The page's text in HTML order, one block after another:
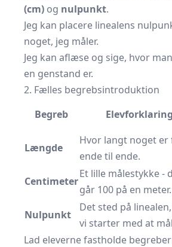
(cm) og nulpunkt.
Jeg kan placere linealens
noget, jeg måler.
Jeg kan aflæse og sige, hvor
en genstand er.
2. Fælles begrebsintroduktion
Begreb
Elevforklaring
Længde
Hvor langt noget er
ende til ende.
Centimeter
Et lille målestykke -
går 100 på en meter.
Nulpunkt
Det sted på
vi starter med at
Lad eleverne fastholde